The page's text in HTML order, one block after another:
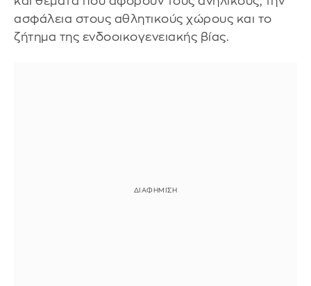
ασφάλεια στους αθλητικούς χώρους και το
ζήτημα της ενδοοικογενειακής βίας.